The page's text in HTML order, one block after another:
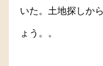
いた。土地探しか
ょう。。